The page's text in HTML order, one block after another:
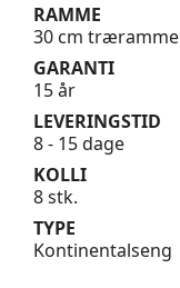
RAMME
30 cm træramme
GARANTI
15 år
LEVERINGSTID
8 - 15 dage
KOLLI
8 stk.
TYPE
Kontinentalseng